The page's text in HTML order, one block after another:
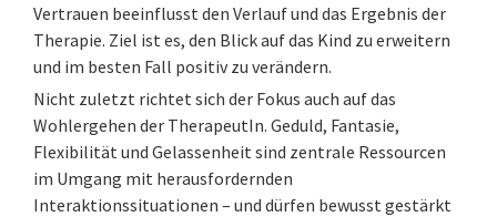
Vertrauen beeinflusst den Verlauf und das Ergebnis der
Therapie. Ziel ist es, den Blick auf das Kind zu erweitern
und im besten Fall positiv zu verändern.
Nicht zuletzt richtet sich der Fokus auch auf das
Wohlergehen der TherapeutIn. Geduld, Fantasie,
Flexibilität und Gelassenheit sind zentrale Ressourcen
im Umgang mit herausfordernden
Interaktionssituationen – und dürfen bewusst gestärkt